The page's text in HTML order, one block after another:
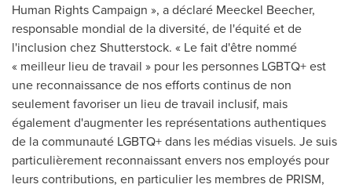
Human Rights Campaign », a déclaré Meeckel Beecher,
responsable mondial de la diversité, de l'équité et de
l'inclusion chez Shutterstock. « Le fait d'être nommé
« meilleur lieu de travail » pour les personnes LGBTQ+ est
une reconnaissance de nos efforts continus de non
seulement favoriser un lieu de travail inclusif, mais
également d'augmenter les représentations authentiques
de la communauté LGBTQ+ dans les médias visuels. Je suis
particulièrement reconnaissant envers nos employés pour
leurs contributions, en particulier les membres de PRISM,